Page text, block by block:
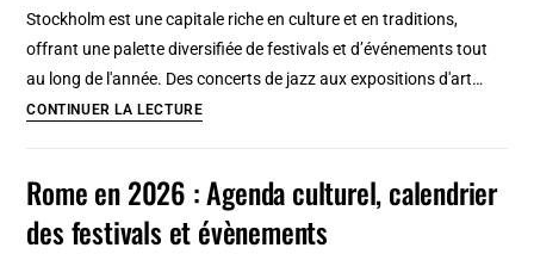
et
Stockholm est une capitale riche en culture et en traditions,
offrant une palette diversifiée de festivals et d’événements tout
au long de l'année. Des concerts de jazz aux expositions d'art…
CONTINUER LA LECTUREStockholm
Agenda
Rome en 2026 : Agenda culturel, calendrier
des festivals et évènements